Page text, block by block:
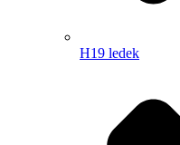
H19 ledek